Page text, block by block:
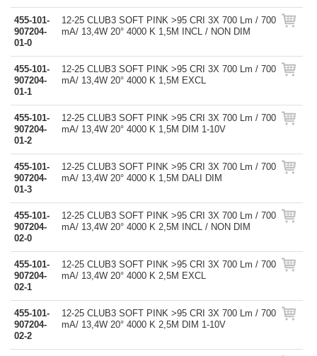
455-101-
907204-
01-0
12-25 CLUB3 SOFT PINK >95 CRI 3X 700 Lm / 700
mA/ 13,4W 20° 4000 K 1,5M INCL / NON DIM
455-101-
907204-
01-1
12-25 CLUB3 SOFT PINK >95 CRI 3X 700 Lm / 700
mA/ 13,4W 20° 4000 K 1,5M EXCL
455-101-
907204-
01-2
12-25 CLUB3 SOFT PINK >95 CRI 3X 700 Lm / 700
mA/ 13,4W 20° 4000 K 1,5M DIM 1-10V
455-101-
907204-
01-3
12-25 CLUB3 SOFT PINK >95 CRI 3X 700 Lm / 700
mA/ 13,4W 20° 4000 K 1,5M DALI DIM
455-101-
907204-
02-0
12-25 CLUB3 SOFT PINK >95 CRI 3X 700 Lm / 700
mA/ 13,4W 20° 4000 K 2,5M INCL / NON DIM
455-101-
907204-
02-1
12-25 CLUB3 SOFT PINK >95 CRI 3X 700 Lm / 700
mA/ 13,4W 20° 4000 K 2,5M EXCL
455-101-
907204-
02-2
12-25 CLUB3 SOFT PINK >95 CRI 3X 700 Lm / 700
mA/ 13,4W 20° 4000 K 2,5M DIM 1-10V